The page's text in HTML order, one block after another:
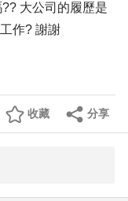
大公司的履歷是
作? 謝謝
分享
收藏